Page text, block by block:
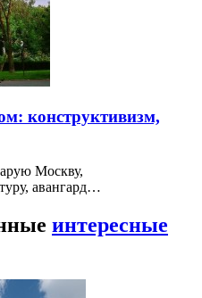
конструктивизм,
Москву,
авангард…
интересные